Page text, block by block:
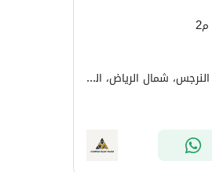
شارع فاطمة أم الحسن الطبري، حي النرجس، شمال الرياض، الرياض